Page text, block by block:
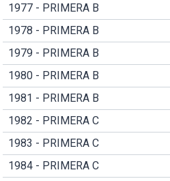
1977 - PRIMERA B
1978 - PRIMERA B
1979 - PRIMERA B
1980 - PRIMERA B
1981 - PRIMERA B
1982 - PRIMERA C
1983 - PRIMERA C
1984 - PRIMERA C